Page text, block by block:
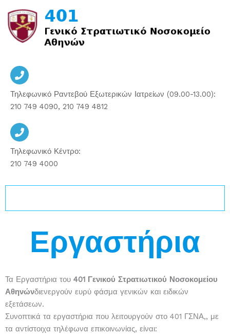
στο
περιεχόμενο
Τηλεφωνικό Ραντεβού Εξωτερικών Ιατρείων (09.00-13.00):
210 749 4090, 210 749 4812
Τηλεφωνικό Κέντρο:
210 749 4000
Εργαστήρια
Τα Εργαστήρια του 401 Γενικού Στρατιωτικού Νοσοκομείου
Αθηνώνδιενεργούν ευρύ φάσμα γενικών και ειδικών
εξετάσεων.
Συνοπτικά τα εργαστήρια που λειτουργούν στο 401 ΓΣΝΑ,, με
τα αντίστοιχα τηλέφωνα επικοινωνίας, είναι: